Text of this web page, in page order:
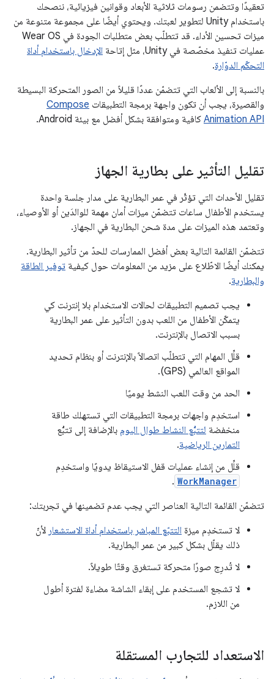
تعقيدًا وتتضمن رسومات ثلاثية الأبعاد وقوانين فيزيائية، ننصحك
باستخدام Unity لتطوير لعبتك. ويحتوي أيضًا على مجموعة متنوعة من
ميزات تحسين الأداء. قد تتطلّب بعض متطلبات الجودة في Wear OS
عمليات تنفيذ مخصّصة في Unity، مثل إتاحة
الإدخال باستخدام أداة
التحكّم الدوّارة.
بالنسبة إلى الألعاب التي تتضمّن عددًا قليلاً من الصور المتحركة البسيطة
والقصيرة، يجب أن تكون واجهة برمجة التطبيقات Compose
Animation API كافية ومتوافقة بشكل أفضل مع بيئة Android.
تقليل التأثير على بطارية الجهاز
تقليل الأحداث التي تؤثّر في عمر البطارية على مدار جلسة واحدة
يستخدم الأطفال ساعات تتضمّن ميزات أمان مهمة للوالدَين أو الأوصياء،
وتعتمد هذه الميزات على مدة شحن البطارية في الجهاز.
تتضمّن القائمة التالية بعض أفضل الممارسات للحدّ من تأثير البطارية.
يمكنك أيضًا الاطّلاع على مزيد من المعلومات حول كيفية توفير الطاقة
والبطارية.
يجب تصميم التطبيقات لحالات الاستخدام بلا إنترنت كي
يتمكّن الأطفال من اللعب بدون التأثير على عمر البطارية
بسبب الاتصال بالإنترنت.
قلِّل المهام التي تتطلّب اتصالاً بالإنترنت أو بنظام تحديد
المواقع العالمي (GPS).
الحد من وقت اللعب النشط يوميًا
استخدِم واجهات برمجة التطبيقات التي تستهلك طاقة
منخفضة لتتبُّع النشاط طوال اليوم بالإضافة إلى تتبُّع
التمارين الرياضية.
قلِّل من إنشاء عمليات قفل الاستيقاظ يدويًا واستخدِم
WorkManager
.
تتضمّن القائمة التالية العناصر التي يجب عدم تضمينها في تجربتك:
لا تستخدِم ميزة التتبّع المباشر باستخدام أداة الاستشعار لأنّ
ذلك يقلّل بشكل كبير من عمر البطارية.
لا تُدرِج صورًا متحركة تستغرق وقتًا طويلاً.
لا تشجع المستخدم على إبقاء الشاشة مضاءة لفترة أطول
من اللازم.
الاستعداد للتجارب المستقلة